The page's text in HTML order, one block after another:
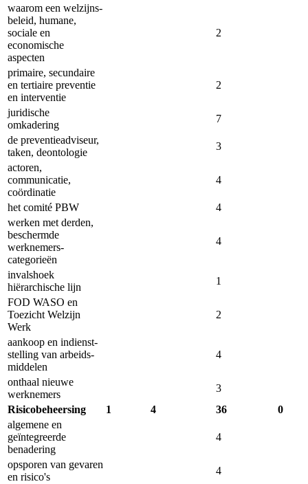
waarom een welzijns­
beleid, humane,
sociale en
economische
aspecten
2
primaire, secundaire
en tertiaire preventie
en interventie
2
juridische
omkadering
7
de preventieadviseur,
taken, deontologie
3
actoren,
communicatie,
coördinatie
4
het comité PBW
4
werken met derden,
beschermde
werknemers­
categorieën
4
invalshoek
hiërarchische lijn
1
FOD WASO en
Toezicht Welzijn
Werk
2
aankoop en indienst­
stelling van arbeids­
middelen
4
onthaal nieuwe
werknemers
3
Risicobeheersing
1 4 36
0
algemene en
geïntegreerde
benadering
4
opsporen van gevaren
en risico's
4